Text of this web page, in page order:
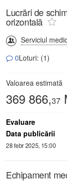
Lucrări de
orizontală
Serviciul
0Loturi: (1)
Valoarea estimată
369 866,37
Evaluare
Data publicării
28 febr 2025, 15:00
Echipament